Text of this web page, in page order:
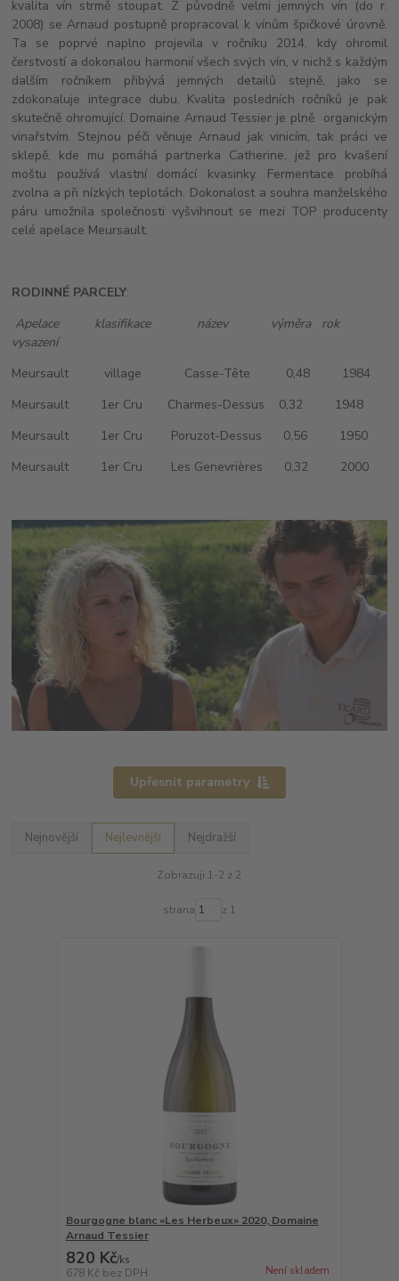
kvalita vín strmě stoupat. Z původně velmi jemných vín (do r.
2008) se Arnaud postupně propracoval k vínům špičkové úrovně.
Ta se poprvé naplno projevila v ročníku 2014, kdy ohromil
čerstvostí a dokonalou harmonií všech svých vín, v nichž s každým
dalším ročníkem přibývá jemných detailů stejně, jako se
zdokonaluje integrace dubu. Kvalita posledních ročníků je pak
skutečně ohromující. Domaine Arnaud Tessier je plně organickým
vinařstvím. Stejnou péči věnuje Arnaud jak vinicím, tak práci ve
sklepě, kde mu pomáhá partnerka Catherine, jež pro kvašení
moštu používá vlastní domácí kvasinky. Fermentace probíhá
zvolna a při nízkých teplotách. Dokonalost a souhra manželského
páru umožnila společnosti vyšvihnout se mezi TOP producenty
celé apelace Meursault.
RODINNÉ PARCELY:
Apelace klasifikace název výměra rok
vysazení
Meursault village Casse-Tête 0,48 1984
Meursault 1er Cru Charmes-Dessus 0,32 1948
Meursault 1er Cru Poruzot-Dessus 0,56 1950
Meursault 1er Cru Les Genevrières 0,32 2000
Upřesnit parametry
Nejnovější Nejlevnější Nejdražší
Zobrazuji 1-2 z 2
strana z 1
Bourgogne blanc «Les Herbeux» 2020, Domaine
Arnaud Tessier
820 Kč/ks
678 Kč bez DPH Není skladem